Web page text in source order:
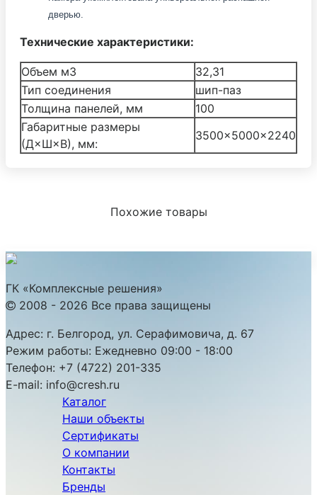
дверью.
Технические характеристики:
Объем м3
32,31
Тип соединения
шип-паз
Толщина панелей, мм
100
Габаритные размеры
(Д×Ш×В), мм:
3500×5000×2240
Похожие товары
ГК «Комплексные решения»
2008 - 2026 Все права защищены
Адрес: г. Белгород, ул. Серафимовича, д. 67
Режим работы: Ежедневно 09:00 - 18:00
Телефон: +7 (4722) 201-335
E-mail: info@cresh.ru
Каталог
Наши объекты
Сертификаты
О компании
Контакты
Бренды